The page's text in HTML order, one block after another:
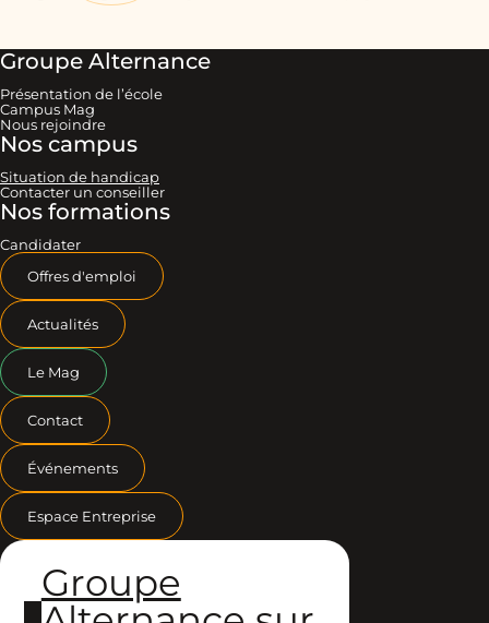
Groupe Alternance
Présentation de l’école
Campus Mag
Nous rejoindre
Nos campus
Situation de handicap
Contacter un conseiller
Nos formations
Candidater
Offres d'emploi
Actualités
Le Mag
Contact
Événements
Espace Entreprise
Groupe